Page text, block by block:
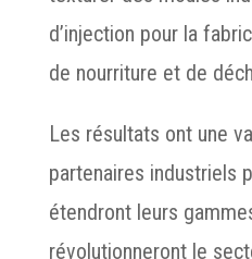
d’injection pour la
de nourriture et de
Les résultats ont une
partenaires industriels
étendront leurs
révolutionneront le